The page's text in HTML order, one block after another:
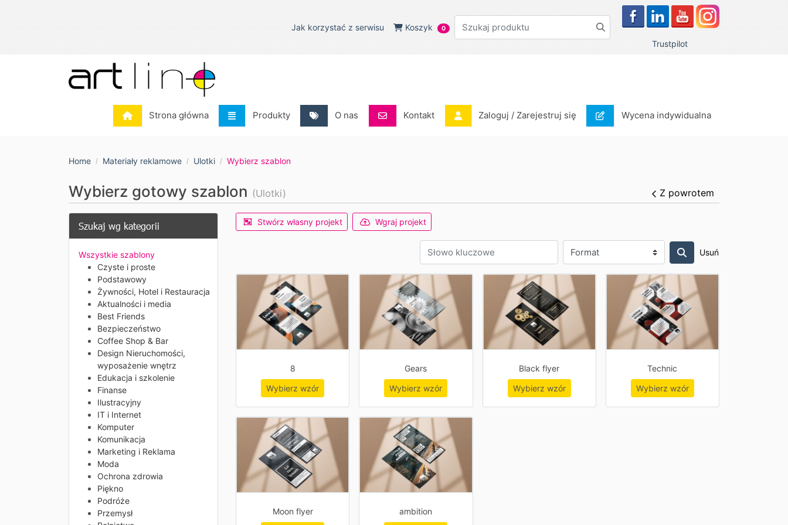
Jak korzystać z serwisu
Jak korzystać z serwisu Koszyk
Koszyk 0
Trustpilot
Strona główna
Strona główna Produkty
Produkty O nas
O nas Kontakt
Kontakt Zaloguj / Zarejestruj się
Zaloguj / Zarejestruj się Wycena indywidualna
Wycena indywidualna
Home Materiały reklamowe Ulotki Wybierz szablon
Wybierz gotowy szablon (Ulotki) Z powrotem
Szukaj wg kategorii
Wszystkie szablony
Czyste i proste
Podstawowy
Żywności, Hotel i Restauracja
Aktualności i media
Best Friends
Bezpieczeństwo
Coffee Shop & Bar
Design Nieruchomości,
wyposażenie wnętrz
Edukacja i szkolenie
Finanse
Ilustracyjny
IT i Internet
Komputer
Komunikacja
Marketing i Reklama
Moda
Ochrona zdrowia
Piękno
Podróże
Przemysł
Stwórz własny projekt Wgraj projekt
Usuń
8
Wybierz wzór
Gears
Wybierz wzór
Black flyer
Wybierz wzór
Technic
Wybierz wzór
Moon flyer
ambition